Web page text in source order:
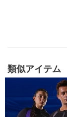
類似アイテム